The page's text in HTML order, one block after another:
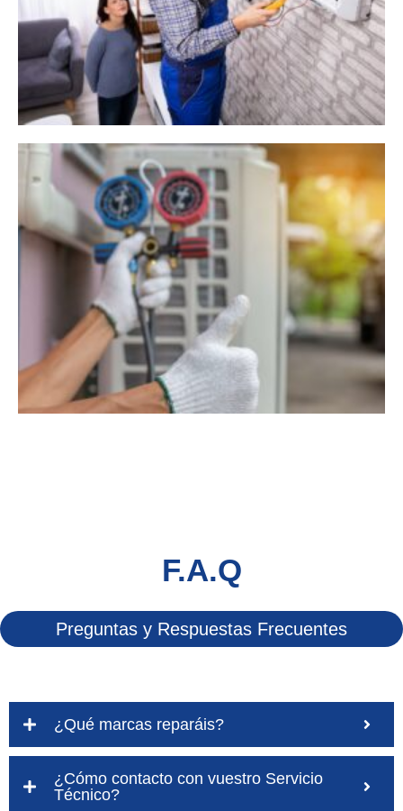
F.A.Q
Preguntas y Respuestas Frecuentes
¿Qué marcas reparáis?
¿Cómo contacto con vuestro Servicio
Técnico?